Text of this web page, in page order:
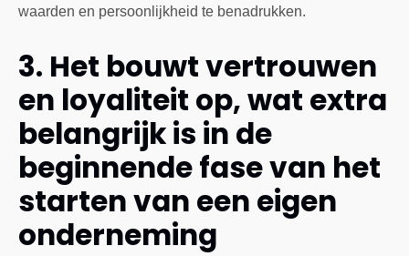
waarden en persoonlijkheid te benadrukken.
3. Het bouwt vertrouwen
en loyaliteit op, wat extra
belangrijk is in de
beginnende fase van het
starten van een eigen
onderneming